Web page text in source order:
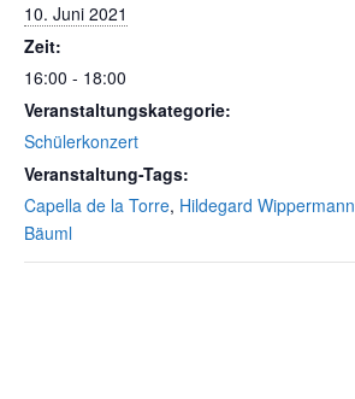
10. Juni 2021
Zeit:
16:00 - 18:00
Veranstaltungskategorie:
Schülerkonzert
Veranstaltung-Tags:
Capella de la Torre, Hildegard Wippermann
Bäuml